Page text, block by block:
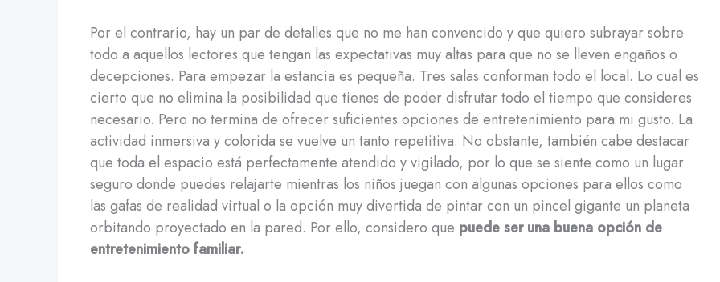
Por el contrario, hay un par de detalles que no me han convencido y que quiero subrayar sobre
todo a aquellos lectores que tengan las expectativas muy altas para que no se lleven engaños o
decepciones. Para empezar la estancia es pequeña. Tres salas conforman todo el local. Lo cual es
cierto que no elimina la posibilidad que tienes de poder disfrutar todo el tiempo que consideres
necesario. Pero no termina de ofrecer suficientes opciones de entretenimiento para mi gusto. La
actividad inmersiva y colorida se vuelve un tanto repetitiva. No obstante, también cabe destacar
que toda el espacio está perfectamente atendido y vigilado, por lo que se siente como un lugar
seguro donde puedes relajarte mientras los niños juegan con algunas opciones para ellos como
las gafas de realidad virtual o la opción muy divertida de pintar con un pincel gigante un planeta
orbitando proyectado en la pared. Por ello, considero que puede ser una buena opción de
entretenimiento familiar.